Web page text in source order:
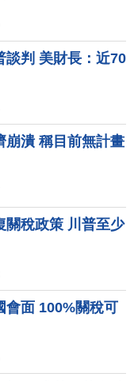
談判 美財長：近70
崩潰 稱目前無計畫
關稅政策 川普至少
會面 100%關稅可